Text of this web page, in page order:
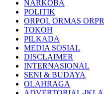
NARKOBA
POLITIK
ORPOL ORMAS
TOKOH
PILKADA
MEDIA SOSIAL
DISCLAIMER
INTERNASIONAL
SENI & BUDAYA
OLAHRAGA